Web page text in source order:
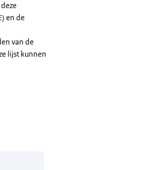
en de
van de
lijst kunnen